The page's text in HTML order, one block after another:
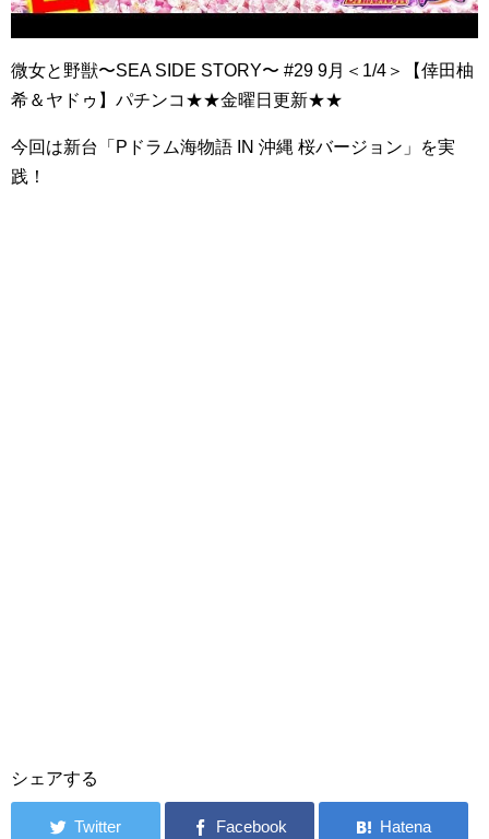
微女と野獣〜SEA SIDE STORY〜 #29 9月＜1/4＞【倖田柚
希＆ヤドゥ】パチンコ★★金曜日更新★★
今回は新台「Pドラム海物語 IN 沖縄 桜バージョン」を実
践！
シェアする